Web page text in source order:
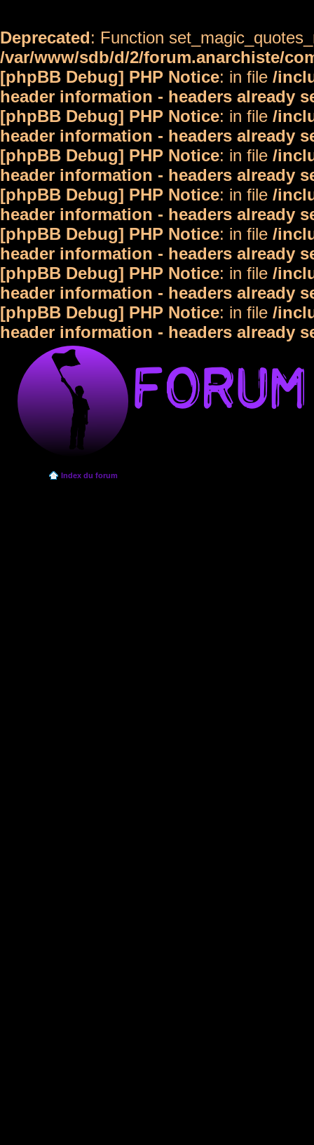
Deprecated: Function
/var/www/sdb/d/2/forum.anarchiste/
[phpBB Debug] PHP Notice: in file /
header information - headers already
[phpBB Debug] PHP Notice: in file /
header information - headers already
[phpBB Debug] PHP Notice: in file /
header information - headers already
[phpBB Debug] PHP Notice: in file /
header information - headers already
[phpBB Debug] PHP Notice: in file /
header information - headers already
[phpBB Debug] PHP Notice: in file /
header information - headers already
[phpBB Debug] PHP Notice: in file /
header information - headers already
Index du forum